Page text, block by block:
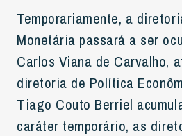
Temporariamente, a
Monetária passará a ser
Carlos Viana de Carvalho,
diretoria de Política
Tiago Couto Berriel
caráter temporário, as